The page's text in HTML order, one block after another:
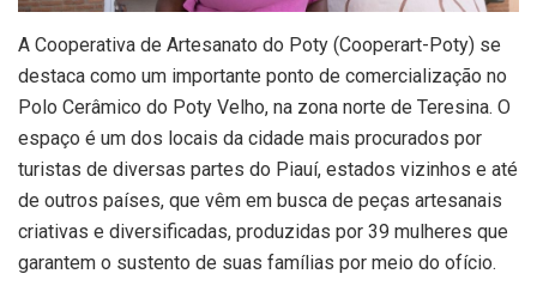
A Cooperativa de Artesanato do Poty (Cooperart-Poty) se
destaca como um importante ponto de comercialização no
Polo Cerâmico do Poty Velho, na zona norte de Teresina. O
espaço é um dos locais da cidade mais procurados por
turistas de diversas partes do Piauí, estados vizinhos e até
de outros países, que vêm em busca de peças artesanais
criativas e diversificadas, produzidas por 39 mulheres que
garantem o sustento de suas famílias por meio do ofício.